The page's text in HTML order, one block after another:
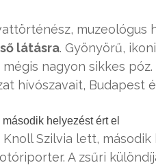
muzeológus
látásra. Gyönyörű,
nagyon sikkes
hívószavait, Budapest
helyezést ért el
Szilvia lett,
A zsűri